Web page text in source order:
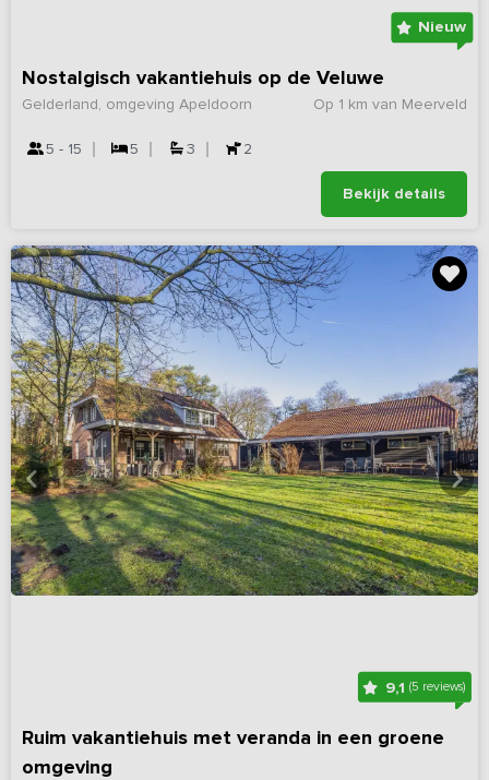
Nieuw
Nostalgisch vakantiehuis op de Veluwe
Op 1 km van Meerveld
Gelderland, omgeving Apeldoorn
5 - 15 5 3 2
Bekijk details
9,1 (5 reviews)
Ruim vakantiehuis met veranda in een groene
omgeving